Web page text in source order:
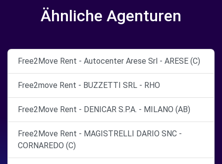
Ähnliche Agenturen
Free2Move Rent - Autocenter Arese Srl - ARESE (C)
Free2move Rent - BUZZETTI SRL - RHO
Free2Move Rent - DENICAR S.P.A. - MILANO (AB)
Free2Move Rent - MAGISTRELLI DARIO SNC -
CORNAREDO (C)